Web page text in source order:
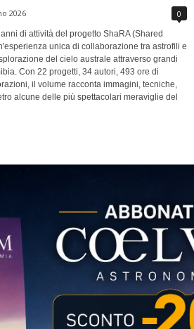
2026 0
di attività del progetto ShaRA (Shared
unica di collaborazione tra astrofili e
del cielo australe attraverso grandi
Con 22 progetti, 34 autori, 493 ore di
il volume racconta immagini, tecniche,
alcune delle più spettacolari meraviglie del